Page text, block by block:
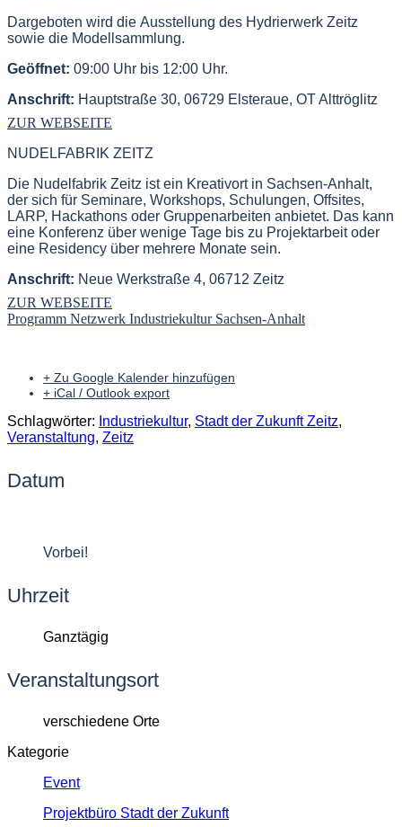
Dargeboten wird die Ausstellung des Hydrierwerk Zeitz
sowie die Modellsammlung.
Geöffnet: 09:00 Uhr bis 12:00 Uhr.
Anschrift: Hauptstraße 30, 06729 Elsteraue, OT Alttröglitz
ZUR WEBSEITE
NUDELFABRIK ZEITZ
Die Nudelfabrik Zeitz ist ein Kreativort in Sachsen-Anhalt,
der sich für Seminare, Workshops, Schulungen, Offsites,
LARP, Hackathons oder Gruppenarbeiten anbietet. Das kann
eine Konferenz über wenige Tage bis zu Projektarbeit oder
eine Residency über mehrere Monate sein.
Anschrift: Neue Werkstraße 4, 06712 Zeitz
ZUR WEBSEITE
Programm Netzwerk Industriekultur Sachsen-Anhalt
+ Zu Google Kalender hinzufügen
+ iCal / Outlook export
Schlagwörter: Industriekultur, Stadt der Zukunft Zeitz,
Veranstaltung, Zeitz
Datum
Vorbei!
Uhrzeit
Ganztägig
Veranstaltungsort
verschiedene Orte
Kategorie
Event
Projektbüro Stadt der Zukunft